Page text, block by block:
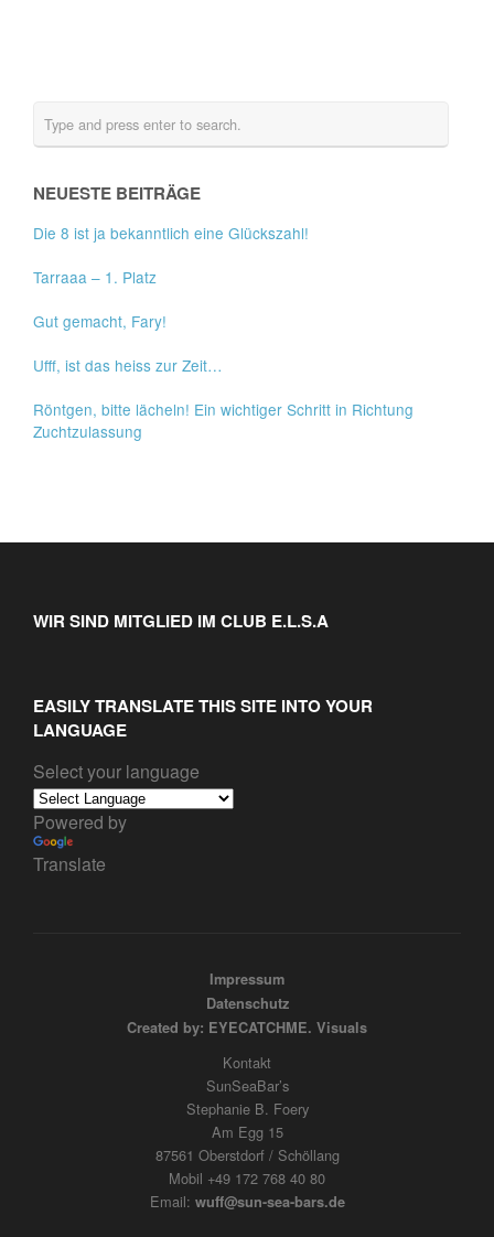
NEUESTE BEITRÄGE
Die 8 ist ja bekanntlich eine Glückszahl!
Tarraaa – 1. Platz
Gut gemacht, Fary!
Ufff, ist das heiss zur Zeit…
Röntgen, bitte lächeln! Ein wichtiger Schritt in Richtung
Zuchtzulassung
WIR SIND MITGLIED IM CLUB E.L.S.A
EASILY TRANSLATE THIS SITE INTO YOUR
LANGUAGE
Select your language
Powered by
Translate
Impressum
Datenschutz
Created by: EYECATCHME. Visuals
Kontakt
SunSeaBar’s
Stephanie B. Foery
Am Egg 15
87561 Oberstdorf / Schöllang
Mobil +49 172 768 40 80
Email: wuff@sun-sea-bars.de